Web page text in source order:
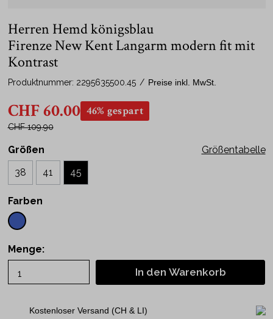
Herren Hemd königsblau
Firenze New Kent Langarm modern fit mit
Kontrast
Produktnummer: 2295635500.45 / Preise inkl. MwSt.
CHF 60.00 46% gespart
CHF 109.90
Größentabelle
Größen
38
41 45
Farben
Menge:
In den Warenkorb
Kostenloser Versand (CH & LI)